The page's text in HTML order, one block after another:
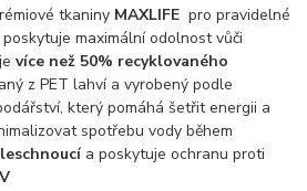
tkaniny MAXLIFEpro pravidelné
maximální odolnost vůči
více než 50% recyklovaného
z PET lahví a vyrobený podle
který pomáhá šetřit energii a
spotřebu vody během
a poskytuje ochranu proti